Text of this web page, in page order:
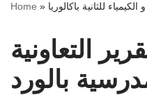
Home » للثانية باكالوريا
التعاونية
بالورد